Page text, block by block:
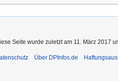
Seite wurde zuletzt am 11. März 2017
Über DPInfos.de